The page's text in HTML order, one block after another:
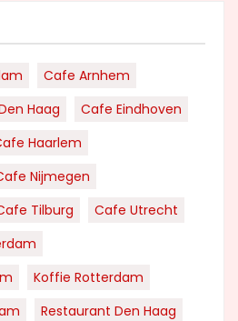
Cafe Arnhem
Haag
Cafe Eindhoven
Haarlem
Nijmegen
Tilburg
Cafe Utrecht
Koffie Rotterdam
Restaurant Den Haag